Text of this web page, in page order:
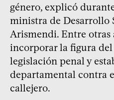
género, explicó
ministra de Desarrollo
Arismendi. Entre otras
incorporar la figura
legislación penal y
departamental contra
callejero.